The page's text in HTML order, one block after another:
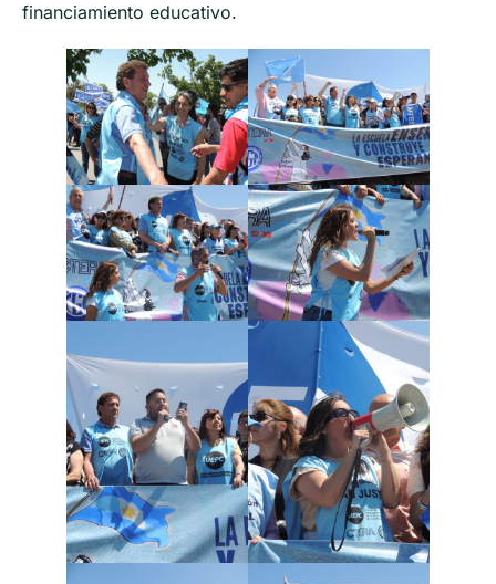
financiamiento educativo.